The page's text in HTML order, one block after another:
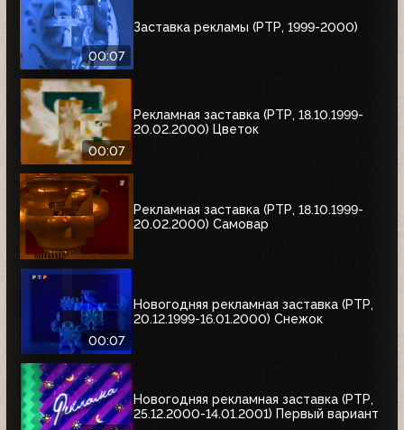
00:07
Заставка рекламы (РТР, 1999-2000)
00:07
Рекламная заставка (РТР, 18.10.1999-
20.02.2000) Цветок
Рекламная заставка (РТР, 18.10.1999-
20.02.2000) Самовар
00:07
Новогодняя рекламная заставка (РТР,
20.12.1999-16.01.2000) Снежок
Новогодняя рекламная заставка (РТР,
25.12.2000-14.01.2001) Первый вариант